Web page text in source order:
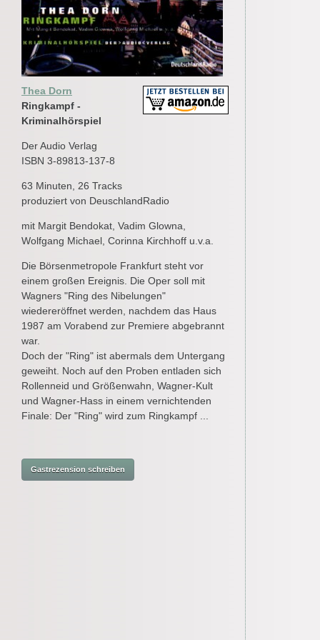
Thea Dorn
Ringkampf -
Kriminalhörspiel
Der Audio Verlag
ISBN 3-89813-137-8
63 Minuten, 26 Tracks
produziert von DeuschlandRadio
mit Margit Bendokat, Vadim Glowna,
Wolfgang Michael, Corinna Kirchhoff u.v.a.
Die Börsenmetropole Frankfurt steht vor
einem großen Ereignis. Die Oper soll mit
Wagners "Ring des Nibelungen"
wiedereröffnet werden, nachdem das Haus
1987 am Vorabend zur Premiere abgebrannt
war.
Doch der "Ring" ist abermals dem Untergang
geweiht. Noch auf den Proben entladen sich
Rollenneid und Größenwahn, Wagner-Kult
und Wagner-Hass in einem vernichtenden
Finale: Der "Ring" wird zum Ringkampf ...